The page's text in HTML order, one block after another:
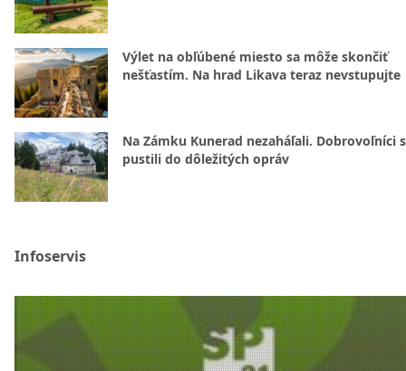
Výlet na obľúbené miesto sa môže skončiť
nešťastím. Na hrad Likava teraz nevstupujte
Na Zámku Kunerad nezaháľali. Dobrovoľníci
pustili do dôležitých opráv
Infoservis